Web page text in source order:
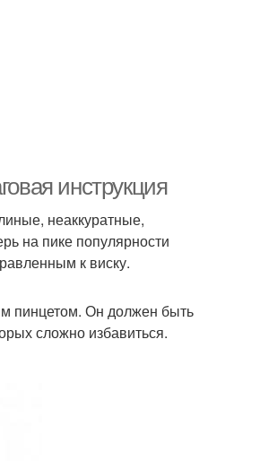
инструкция
неаккуратные,
на пике популярности
к виску.
пинцетом. Он должен быть
сложно избавиться.